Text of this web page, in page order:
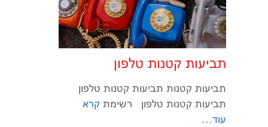
תביעות קטנות טלפון
תביעות קטנות תביעות קטנות טלפון
תביעות קטנות טלפון רשימת קרא
עוד…